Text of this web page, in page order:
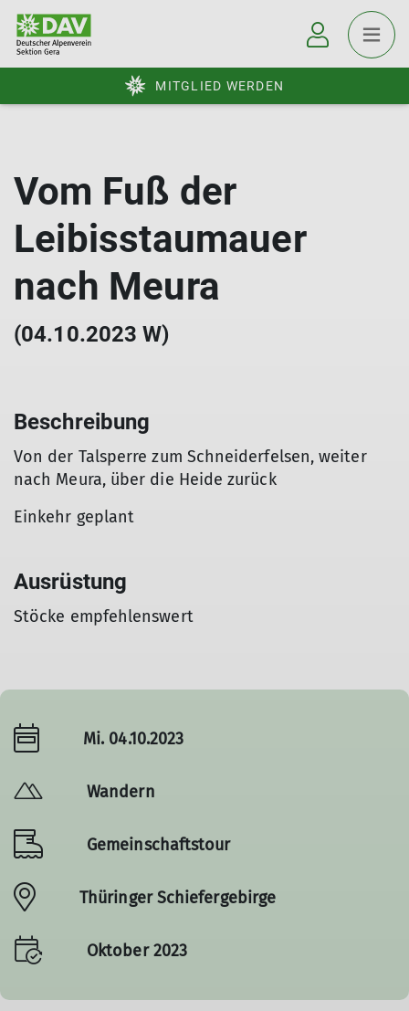
MITGLIED WERDEN
Vom Fuß der
Leibisstaumauer
nach Meura
(04.10.2023 W)
Beschreibung
Von der Talsperre zum Schneiderfelsen, weiter
nach Meura, über die Heide zurück
Einkehr geplant
Ausrüstung
Stöcke empfehlenswert
Mi. 04.10.2023
Wandern
Gemeinschaftstour
Thüringer Schiefergebirge
Oktober 2023